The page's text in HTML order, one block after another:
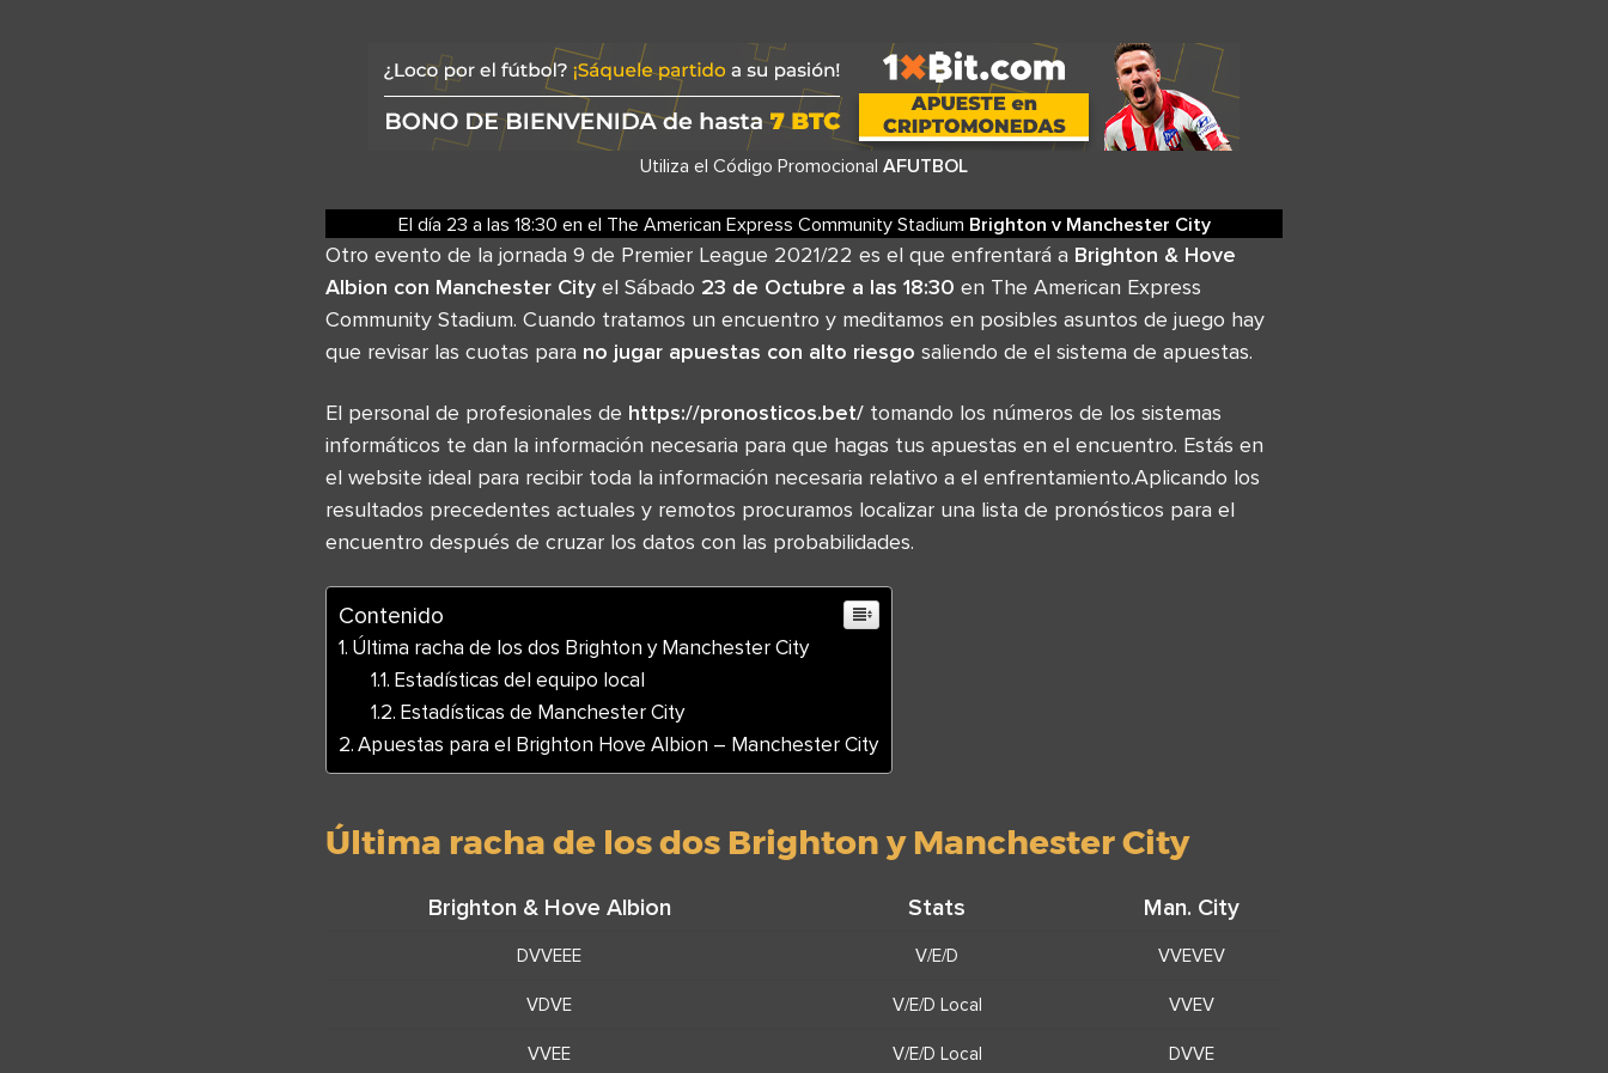
Utiliza el Código Promocional AFUTBOL
El día 23 a las 18:30 en el The American Express Community Stadium Brighton v Manchester City
Otro evento de la jornada 9 de Premier League 2021/22 es el que enfrentará a Brighton & Hove
Albion con Manchester City el Sábado 23 de Octubre a las 18:30 en The American Express
Community Stadium. Cuando tratamos un encuentro y meditamos en posibles asuntos de juego hay
que revisar las cuotas para no jugar apuestas con alto riesgo saliendo de el sistema de apuestas.
El personal de profesionales de https://pronosticos.bet/ tomando los números de los sistemas
informáticos te dan la información necesaria para que hagas tus apuestas en el encuentro. Estás en
el website ideal para recibir toda la información necesaria relativo a el enfrentamiento.Aplicando los
resultados precedentes actuales y remotos procuramos localizar una lista de pronósticos para el
encuentro después de cruzar los datos con las probabilidades.
Contenido
Última racha de los dos Brighton y Manchester City
Estadísticas del equipo local
Estadísticas de Manchester City
Apuestas para el Brighton Hove Albion – Manchester City
Última racha de los dos Brighton y Manchester City
Brighton & Hove Albion Stats Man. City
DVVEEE V/E/D VVEVEV
VDVE V/E/D Local VVEV
VVEE V/E/D Local DVVE